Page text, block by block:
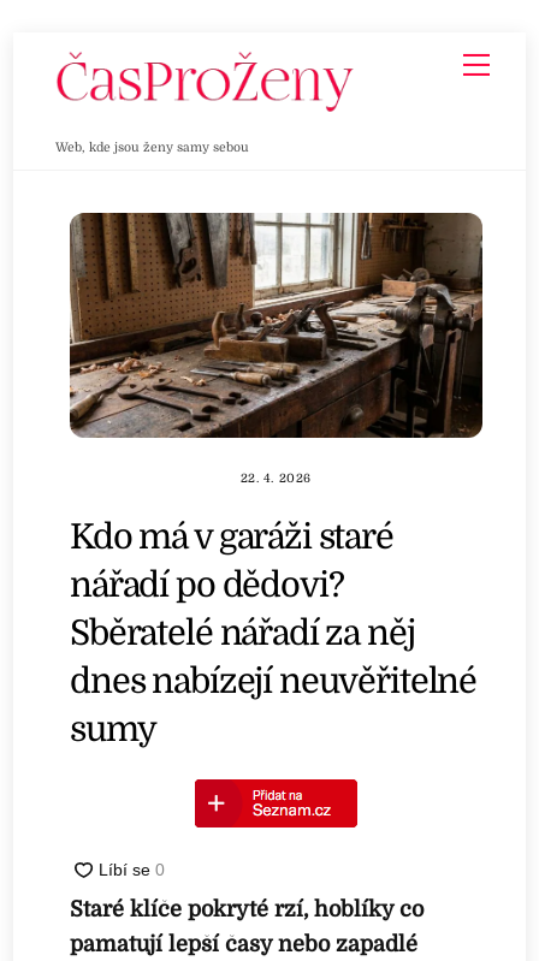
Web, kde jsou ženy samy sebou
22. 4. 2026
Kdo má v garáži staré
nářadí po dědovi?
Sběratelé nářadí za něj
dnes nabízejí neuvěřitelné
sumy
Staré klíče pokryté rzí, hoblíky co
pamatují lepší časy nebo zapadlé